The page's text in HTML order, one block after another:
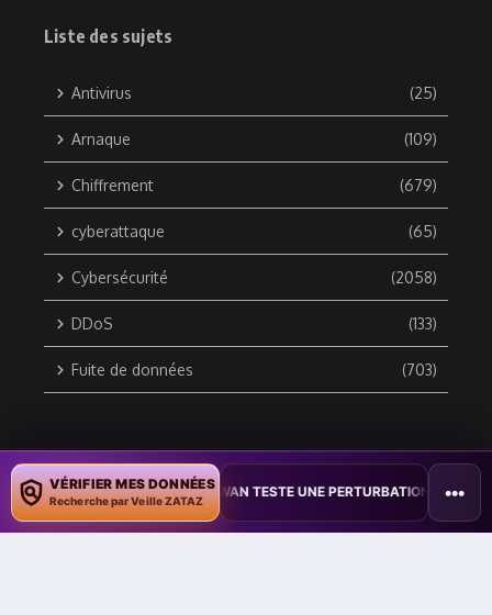
Liste des sujets
Antivirus (25)
Arnaque (109)
Chiffrement (679)
cyberattaque (65)
Cybersécurité (2058)
DDoS (133)
Fuite de données (703)
Copyright © 2010 / 2026 DATA SECURITY BREACH - Groupe
ZATAZ Média
VÉRIFIER MES DONNÉES
Recherche par Veille ZATAZ
• TAÏWAN TESTE UNE PERTURBATION MASSIVE DE •••